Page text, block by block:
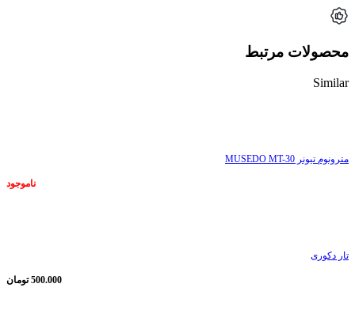
محصولات مرتبط
Similar
مترونوم تیونر MUSEDO MT-30
ناموجود
تار دکوری
500.000 تومان